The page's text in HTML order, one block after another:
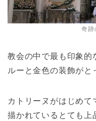
奇跡
教会の中で最も印象的
ルーと金色の装飾がと
カトリーヌがはじめ
描かれているとても上